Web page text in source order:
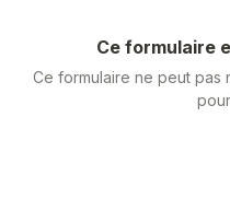
Ce formulaire
Ce formulaire ne peut